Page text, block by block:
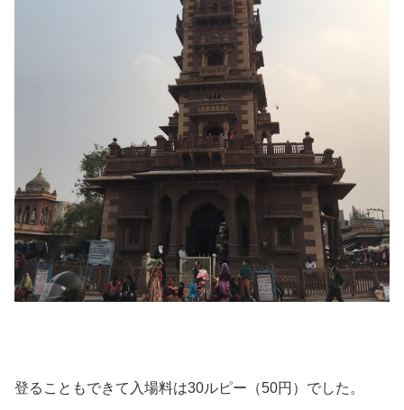
登ることもできて入場料は30ルピー（50円）でした。